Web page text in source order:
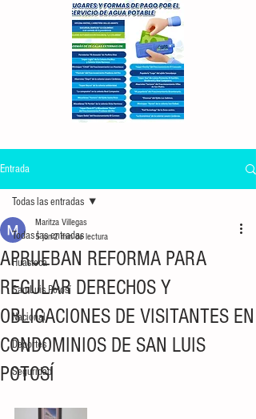
Entrada
Todas las entradas
Huasteca
San Luis Potosí
Nacional
Deportes
Seguridad
Todas las entradas
APRUEBAN REFORMA PARA
REGULAR DERECHOS Y
OBLIGACIONES DE VISITANTES EN
CONDOMINIOS DE SAN LUIS
POTOSÍ
Maritza Villegas
5 jun2 min de lectura